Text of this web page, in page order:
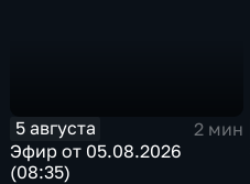
5 августа
2 мин
Эфир от 05.08.2026
(08:35)